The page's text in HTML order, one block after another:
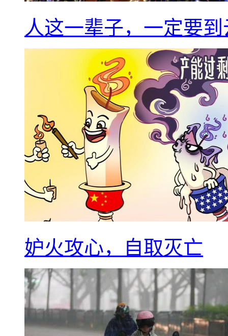
人这一辈子，一定要
妒火攻心，自取灭亡